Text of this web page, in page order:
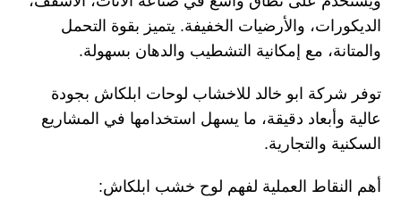
الديكورات، والأرضيات الخفيفة. يتميز بقوة التحمل
والمتانة، مع إمكانية التشطيب والدهان بسهولة.
توفر شركة ابو خالد للاخشاب لوحات ابلكاش بجودة
عالية وأبعاد دقيقة، ما يسهل استخدامها في المشاريع
السكنية والتجارية.
أهم النقاط العملية لفهم لوح خشب ابلكاش: